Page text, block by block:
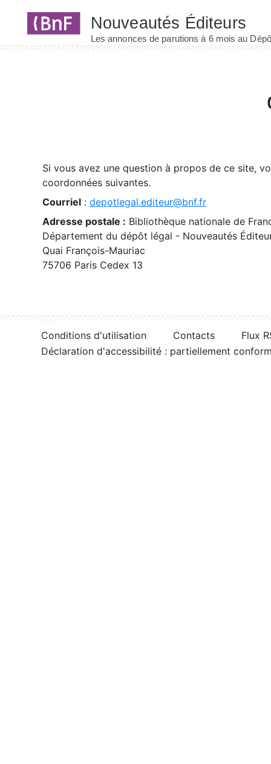
Si vous avez une question à propos de ce site,
coordonnées suivantes.
Courriel : depotlegal.editeur@bnf.fr
Adresse postale : Bibliothèque nationale de
Département du dépôt légal - Nouveautés
Quai François-Mauriac
75706 Paris Cedex 13
Conditions d'utilisation Contacts
Flux
Déclaration d'accessibilité : partiellement